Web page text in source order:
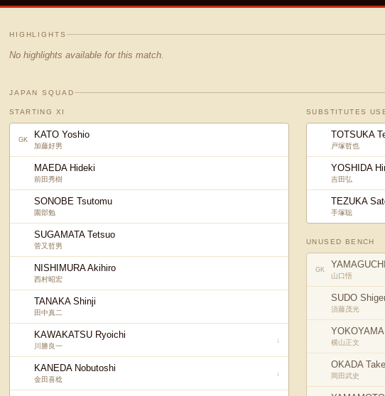
HIGHLIGHTS
No highlights available for this match.
JAPAN SQUAD
STARTING XI
GK KATO Yoshio
加藤好男
MAEDA Hideki
前田秀樹
SONOBE Tsutomu
園部勉
SUGAMATA Tetsuo
菅又哲男
NISHIMURA Akihiro
西村昭宏
TANAKA Shinji
田中真二
KAWAKATSU Ryoichi
川勝良一
↓
KANEDA Nobutoshi
金田喜稔
↓
SUBSTITUTES
TOTSUKA
戸塚哲也
YOSHIDA
吉田弘
TEZUKA
手塚聡
UNUSED BENCH
GK
山口悟
SUDO
須藤茂光
横山正文
OKADA
岡田武史